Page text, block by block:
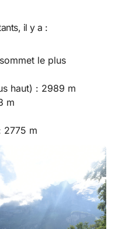
il y a :
le plus
haut) : 2989 m
m
2775 m